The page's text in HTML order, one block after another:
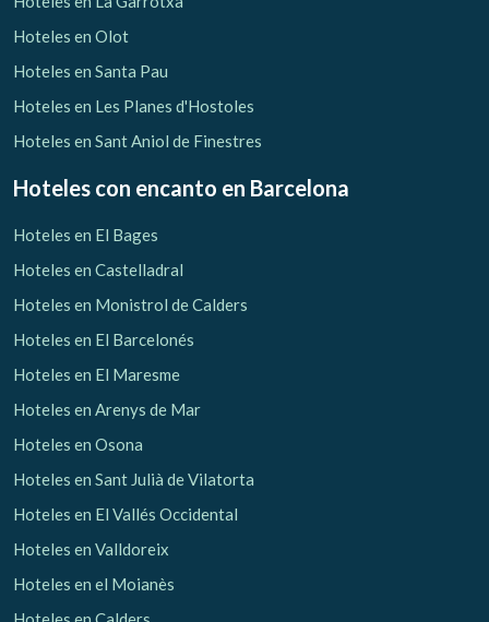
Verificar localizador
Hoteles en Olot
Hoteles en Santa Pau
Hoteles en Les Planes d'Hostoles
Hoteles en Sant Aniol de Finestres
Hoteles con encanto en Barcelona
Hoteles en El Bages
Hoteles en Castelladral
Hoteles en Monistrol de Calders
Hoteles en El Barcelonés
Hoteles en El Maresme
Hoteles en Arenys de Mar
Hoteles en Osona
Hoteles en Sant Julià de Vilatorta
Hoteles en El Vallés Occidental
Hoteles en Valldoreix
Hoteles en el Moianès